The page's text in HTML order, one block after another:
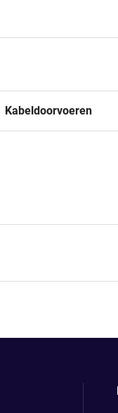
Kabeldoorvoeren